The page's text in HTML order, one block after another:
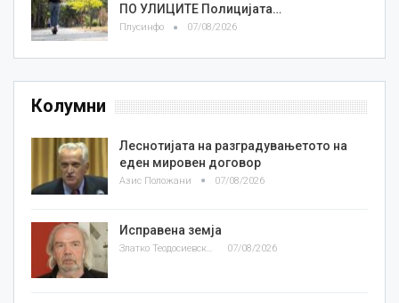
ПО УЛИЦИТЕ Полицијата…
Плусинфо 07/08/2026
Колумни
Леснотијата на разградувањетото на
еден мировен договор
Азис Положани 07/08/2026
Исправена земја
Златко Теодосиевски 07/08/2026